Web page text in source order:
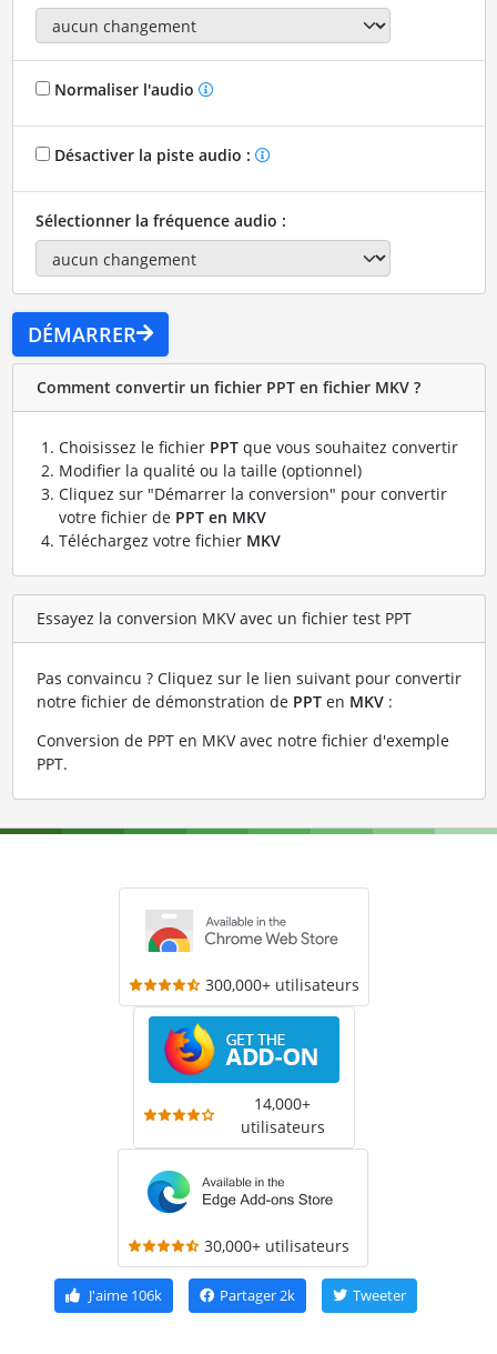
Normaliser l'audio
Désactiver la piste audio :
Sélectionner la fréquence audio :
DÉMARRER
Comment convertir un fichier PPT en fichier MKV ?
Choisissez le fichier PPTque vous souhaitez convertir
Modifier la qualité ou la taille (optionnel)
Cliquez sur "Démarrer la conversion" pour convertir
votre fichier de PPT en MKV
Téléchargez votre fichier MKV
Essayez la conversion MKV avec un fichier test PPT
Pas convaincu ? Cliquez sur le lien suivant pour convertir
notre fichier de démonstration de PPTen MKV:
Conversion de PPT en MKV avec notre fichier d'exemple
PPT.
300,000+ utilisateurs
14,000+
utilisateurs
30,000+ utilisateurs
J'aime106k Partager2k Tweeter